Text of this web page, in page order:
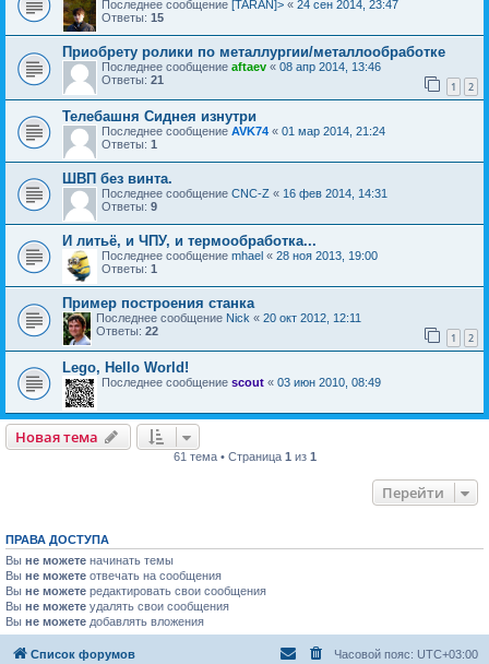
Последнее сообщение [TARAN]> « 24 сен 2014, 23:47
Ответы: 15
Приобрету ролики по металлургии/металлообработке
Последнее сообщение aftaev « 08 апр 2014, 13:46
Ответы: 21 1 2
Телебашня Сиднея изнутри
Последнее сообщение AVK74 « 01 мар 2014, 21:24
Ответы: 1
ШВП без винта.
Последнее сообщение CNC-Z « 16 фев 2014, 14:31
Ответы: 9
И литьё, и ЧПУ, и термообработка...
Последнее сообщение mhael « 28 ноя 2013, 19:00
Ответы: 1
Пример построения станка
Последнее сообщение Nick « 20 окт 2012, 12:11
Ответы: 22 1 2
Lego, Hello World!
Последнее сообщение scout « 03 июн 2010, 08:49
Новая тема
61 тема • Страница 1 из 1
Перейти
ПРАВА ДОСТУПА
Вы не можете начинать темы
Вы не можете отвечать на сообщения
Вы не можете редактировать свои сообщения
Вы не можете удалять свои сообщения
Вы не можете добавлять вложения
Список форумов Часовой пояс: UTC+03:00